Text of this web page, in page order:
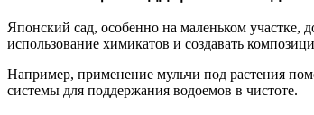
Японский сад, особенно на маленьком участке,
использование химикатов и создавать
Например, применение мульчи под растения
системы для поддержания водоемов в чистоте.